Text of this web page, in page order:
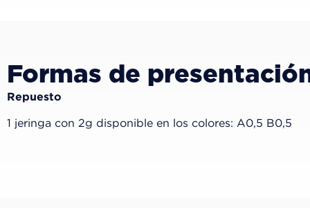
Formas de
Repuesto
1 jeringa con 2g disponible en los colores: A0,5 B0,5